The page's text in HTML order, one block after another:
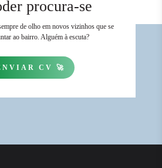
procura-se
de olho em novos vizinhos que se
ao bairro. Alguém à escuta?
CV 🚀